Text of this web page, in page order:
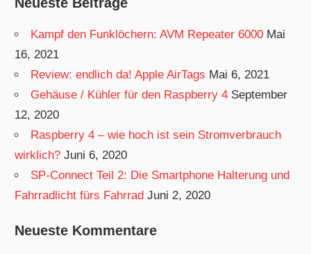
Neueste Beiträge
Kampf den Funklöchern: AVM Repeater 6000 Mai
16, 2021
Review: endlich da! Apple AirTags Mai 6, 2021
Gehäuse / Kühler für den Raspberry 4 September
12, 2020
Raspberry 4 – wie hoch ist sein Stromverbrauch
wirklich? Juni 6, 2020
SP-Connect Teil 2: Die Smartphone Halterung und
Fahrradlicht fürs Fahrrad Juni 2, 2020
Neueste Kommentare